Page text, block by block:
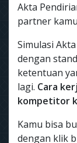
Akta
partner
Simulasi
dengan
ketentuan
lagi. Cara
kompetitor
Kamu bisa
dengan klik